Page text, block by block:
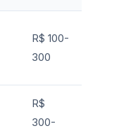
R$ 100-
300
R$
300-